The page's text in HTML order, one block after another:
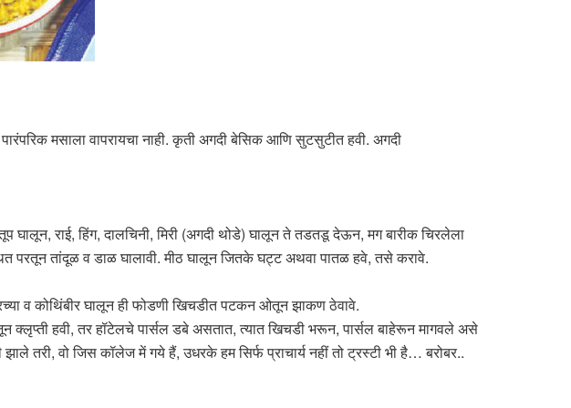
मसाला वापरायचा नाही. कृती अगदी बेसिक आणि सुटसुटीत हवी. अगदी
राई, हिंग, दालचिनी, मिरी (अगदी थोडे) घालून ते तडतडू देऊन, मग बारीक चिरलेला
परतून तांदूळ व डाळ घालावी. मीठ घालून जितके घट्ट अथवा पातळ हवे, तसे करावे.
व कोथिंबीर घालून ही फोडणी खिचडीत पटकन ओतून झाकण ठेवावे.
हवी, तर हॉटेलचे पार्सल डबे असतात, त्यात खिचडी भरून, पार्सल बाहेरून मागवले असे
वो जिस कॉलेज में गये हैं, उधरके हम सिर्फ प्राचार्य नहीं तो ट्रस्टी भी है… बरोबर..